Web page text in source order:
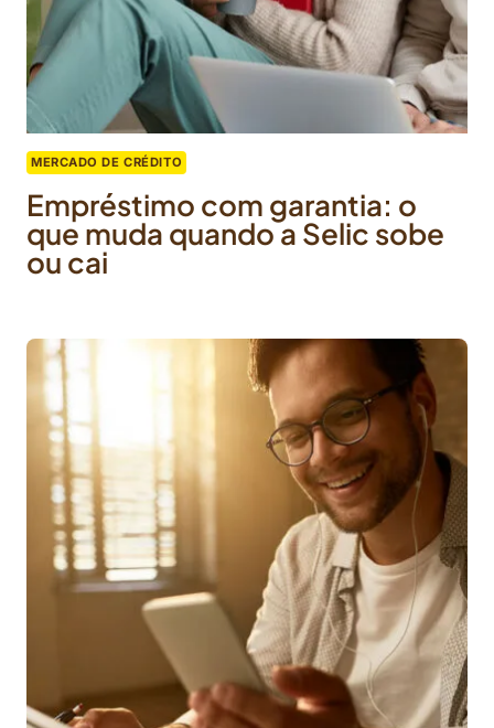
MERCADO DE CRÉDITO
Empréstimo com garantia: o
que muda quando a Selic sobe
ou cai